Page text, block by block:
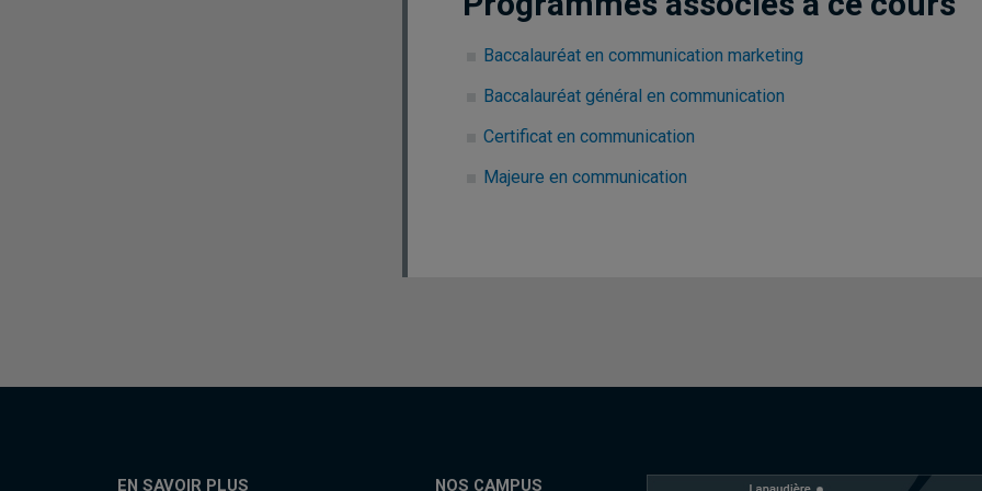
Baccalauréat en communication marketing
Baccalauréat général en communication
Certificat en communication
Majeure en communication
EN SAVOIR PLUS NOS CAMPUS